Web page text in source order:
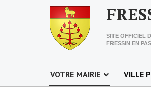
SITE OFFICIEL
FRESSIN EN
VOTRE MAIRIE VILLE